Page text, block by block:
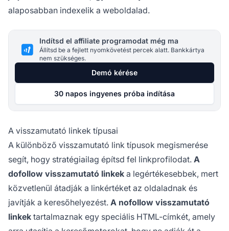
alaposabban indexelik a weboldalad.
Indítsd el affiliate programodat még ma
Állítsd be a fejlett nyomkövetést percek alatt. Bankkártya
nem szükséges.
Demó kérése
30 napos ingyenes próba indítása
A visszamutató linkek típusai
A különböző visszamutató link típusok megismerése
segít, hogy stratégiailag építsd fel linkprofilodat. A
dofollow visszamutató linkek a legértékesebbek, mert
közvetlenül átadják a linkértéket az oldaladnak és
javítják a keresőhelyezést. A nofollow visszamutató
linkek tartalmaznak egy speciális HTML-címkét, amely